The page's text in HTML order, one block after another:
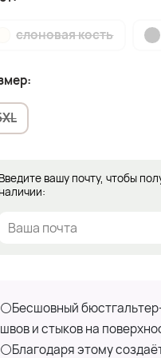
слоновая кость
Введите вашу почту, чтобы
наличии:
⚪Бесшовный
швов и стыков на
⚪Благодаря этому